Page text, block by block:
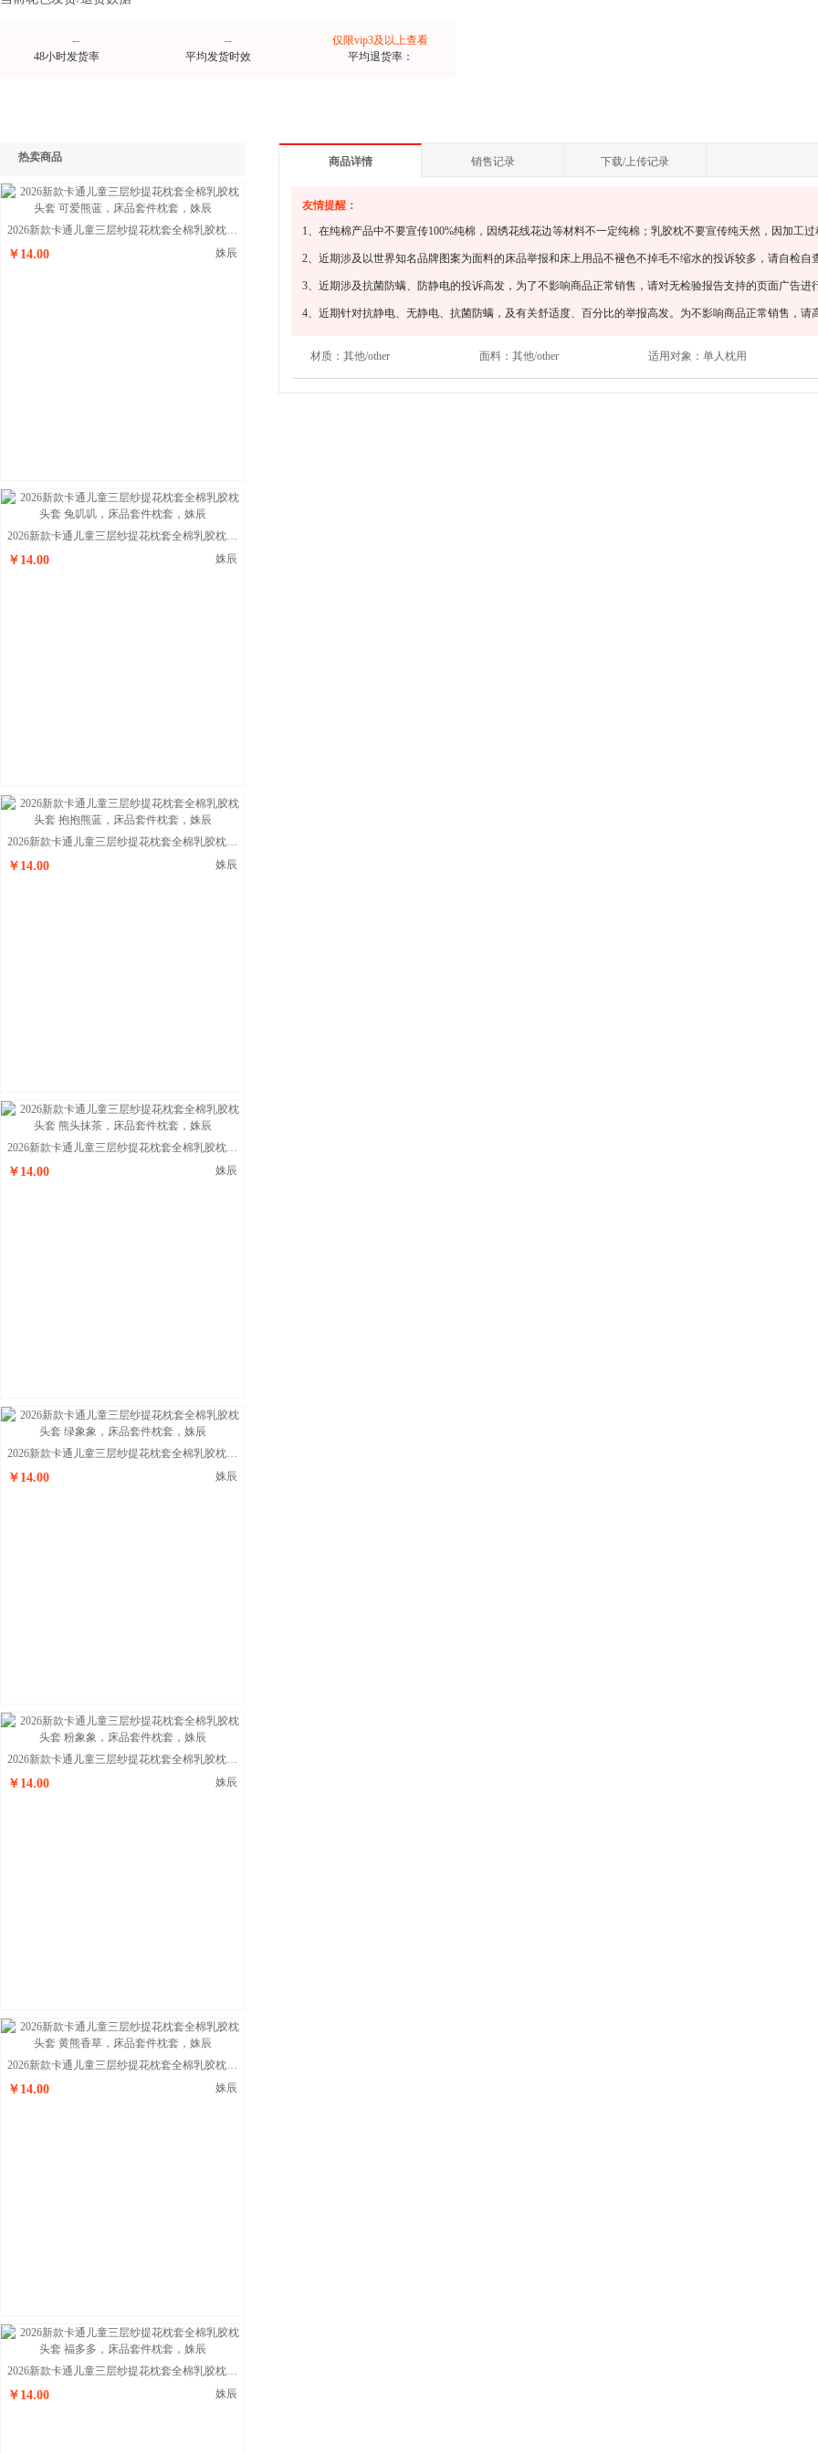
--
48小时发货率
--
平均发货时效
仅限vip3及以上查看
平均退货率：
热卖商品
2026新款卡通儿童三层纱提花枕套全棉乳胶枕头套 可爱熊蓝
￥14.00 姝辰
2026新款卡通儿童三层纱提花枕套全棉乳胶枕头套 兔叽叽
￥14.00 姝辰
2026新款卡通儿童三层纱提花枕套全棉乳胶枕头套 抱抱熊蓝
￥14.00 姝辰
2026新款卡通儿童三层纱提花枕套全棉乳胶枕头套 熊头抹茶
￥14.00 姝辰
2026新款卡通儿童三层纱提花枕套全棉乳胶枕头套 绿象象
￥14.00 姝辰
2026新款卡通儿童三层纱提花枕套全棉乳胶枕头套 粉象象
￥14.00 姝辰
2026新款卡通儿童三层纱提花枕套全棉乳胶枕头套 黄熊香草
￥14.00 姝辰
2026新款卡通儿童三层纱提花枕套全棉乳胶枕头套 福多多
￥14.00 姝辰
商品详情 销售记录 下载/上传记录
友情提醒：
1、在纯棉产品中不要宣传100%纯棉，因绣花线花边等材料不一定纯棉；乳胶枕不要宣传纯天然，因加工
2、近期涉及以世界知名品牌图案为面料的床品举报和床上用品不褪色不掉毛不缩水的投诉较多，请自检自
3、近期涉及抗菌防螨、防静电的投诉高发，为了不影响商品正常销售，请对无检验报告支持的页面广告进
4、近期针对抗静电、无静电、抗菌防螨，及有关舒适度、百分比的举报高发。为不影响商品正常销售，请
材质： 其他/other 面料： 其他/other 适用对象： 单人枕用